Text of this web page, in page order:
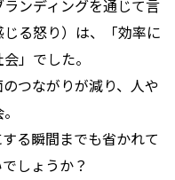
ンディングを通じて言
る怒り）は、「効率に
」でした。
つながりが減り、人や
る瞬間までも省かれて
しょうか？